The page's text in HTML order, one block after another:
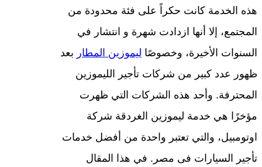
هذه الخدمة كانت حكراً على فئة محدودة من
المجتمع، إلا أنها ازدادت شهرة و انتشار في
السنوات الأخيرة، وخصوصًا ليموزين المطار بعد
ظهور عدد كبير من شركات تأجير الليموزين
المحترفة. وأحد هذه الشركات التي ظهرت
مؤخرًا هي خدمة ليموزين الغردقة شركة
اوتومبيل، والتي تعتبر واحدة من أفضل خدمات
تأجير السيارات فى مصر. في هذا المقال